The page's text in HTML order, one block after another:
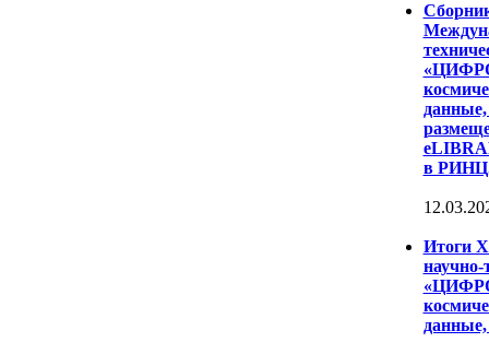
данные,
в
Итоги
научно-
данные,